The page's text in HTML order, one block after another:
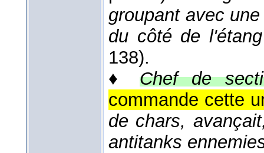
groupant avec
du côté de l'étang
138).
♦ Chef de
commande cette
de chars,
antitanks